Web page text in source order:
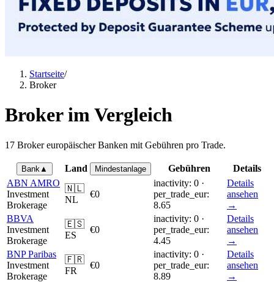
Startseite/
Broker
Broker im Vergleich
17 Broker europäischer Banken mit Gebühren pro Trade.
Bank ▲ Land Mindestanlage Gebühren
Details
ABN AMRO
Investment
Brokerage
🇳🇱
NL
€0
inactivity: 0 ·
per_trade_eur:
8.65
Details
ansehen
→
BBVA
Investment
Brokerage
🇪🇸
ES
€0
inactivity: 0 ·
per_trade_eur:
4.45
Details
ansehen
→
BNP Paribas
Investment
Brokerage
🇫🇷
FR
€0
inactivity: 0 ·
per_trade_eur:
8.89
Details
ansehen
→